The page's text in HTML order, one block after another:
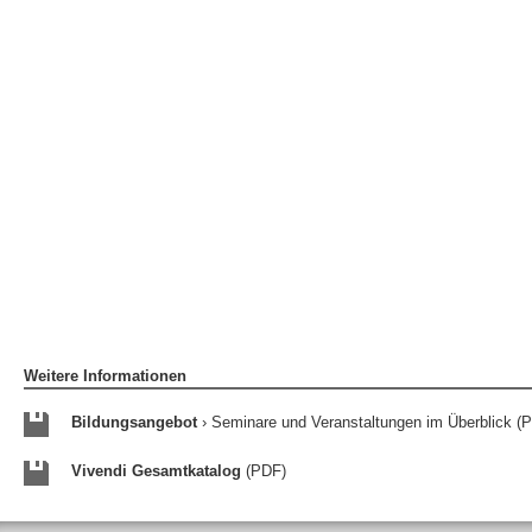
Weitere Informationen
Bildungsangebot› Seminare und Veranstaltungen im Überblick
Vivendi Gesamtkatalog (PDF)